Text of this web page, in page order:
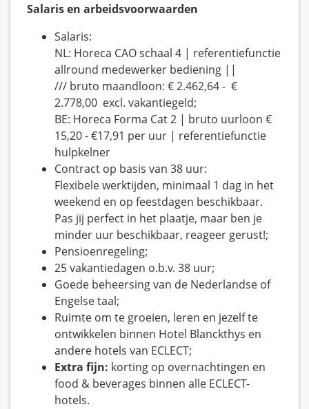
Salaris en arbeidsvoorwaarden
Salaris:
NL: Horeca CAO schaal 4 | referentiefunctie
allround medewerker bediening ||
/// bruto maandloon: € 2.462,64 - €
2.778,00 excl. vakantiegeld;
BE: Horeca Forma Cat 2 | bruto uurloon €
15,20 - €17,91 per uur | referentiefunctie
hulpkelner
Contract op basis van 38 uur:
Flexibele werktijden, minimaal 1 dag in het
weekend en op feestdagen beschikbaar.
Pas jij perfect in het plaatje, maar ben je
minder uur beschikbaar, reageer gerust!;
Pensioenregeling;
25 vakantiedagen o.b.v. 38 uur;
Goede beheersing van de Nederlandse of
Engelse taal;
Ruimte om te groeien, leren en jezelf te
ontwikkelen binnen Hotel Blanckthys en
andere hotels van ECLECT;
Extra fijn: korting op overnachtingen en
food & beverages binnen alle ECLECT-
hotels.